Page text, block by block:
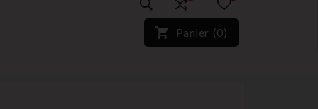
)*}
Panier (0)